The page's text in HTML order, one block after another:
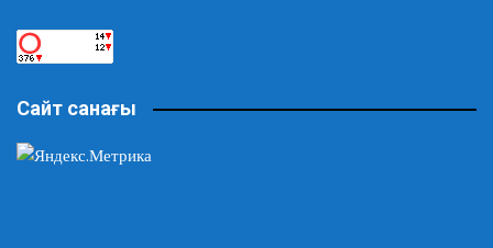
Сайт санағы